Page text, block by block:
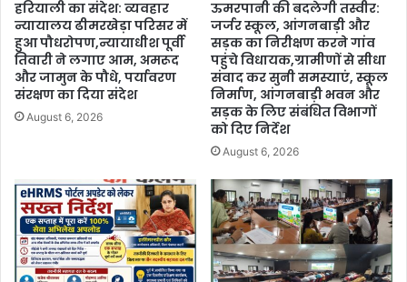
हरियाली का संदेश: व्यवहार
न्यायालय ढीमरखेड़ा परिसर में
हुआ पौधरोपण,न्यायाधीश पूर्वी
तिवारी ने लगाए आम, अमरूद
और जामुन के पौधे, पर्यावरण
संरक्षण का दिया संदेश
August 6, 2026
ऊमरपानी की बदलेगी तस्वीर:
जर्जर स्कूल, आंगनबाड़ी और
सड़क का निरीक्षण करने गांव
पहुंचे विधायक,ग्रामीणों से सीधा
संवाद कर सुनी समस्याएं, स्कूल
निर्माण, आंगनबाड़ी भवन और
सड़क के लिए संबंधित विभागों
को दिए निर्देश
August 6, 2026